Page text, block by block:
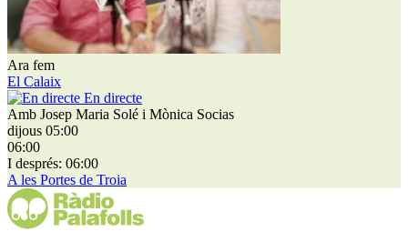
Ara fem
El Calaix
En directe
Amb Josep Maria Solé i Mònica Socias
dijous 05:00
06:00
I després: 06:00
A les Portes de Troia